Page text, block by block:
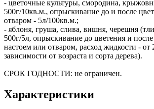
- цветочные культуры, смородина,
500г/10кв.м., опрыскивание до и после
отваром - 5л/100кв.м.;
- яблоня, груша, слива, вишня, черешня
500г/5л, опрыскивание до цветения и
настоем или отваром, расход жидкости - от
зависимости от возраста и сорта дерева).
СРОК ГОДНОСТИ: не ограничен.
Характеристики